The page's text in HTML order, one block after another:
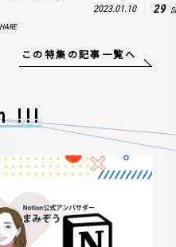
2023.01.10 29
この特集の記事一覧へ
!!!